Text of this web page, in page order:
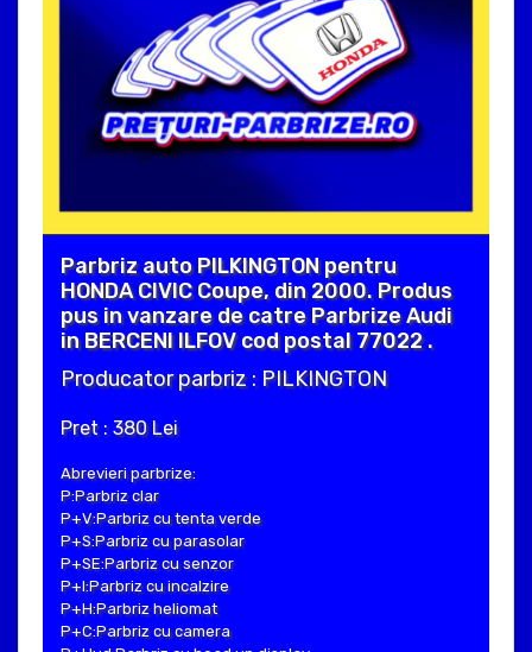
Parbriz auto PILKINGTON pentru
HONDA CIVIC Coupe, din 2000. Produs
pus in vanzare de catre Parbrize Audi
in BERCENI ILFOV cod postal 77022 .
Producator parbriz : PILKINGTON
Pret : 380 Lei
Abrevieri parbrize:
P:Parbriz clar
P+V:Parbriz cu tenta verde
P+S:Parbriz cu parasolar
P+SE:Parbriz cu senzor
P+I:Parbriz cu incalzire
P+H:Parbriz heliomat
P+C:Parbriz cu camera